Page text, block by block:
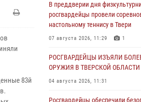
83й
В преддверии дня
росгвардейцы провели
настольному теннису в Твери
07 августа 2026, 11:29 1
РОСГВАРДЕЙЦЫ ИЗЪЯЛИ
ОРУЖИЯ В ТВЕРСКОЙ ОБЛАСТИ
04 августа 2026, 11:31
Росгвардейцы обеспечили